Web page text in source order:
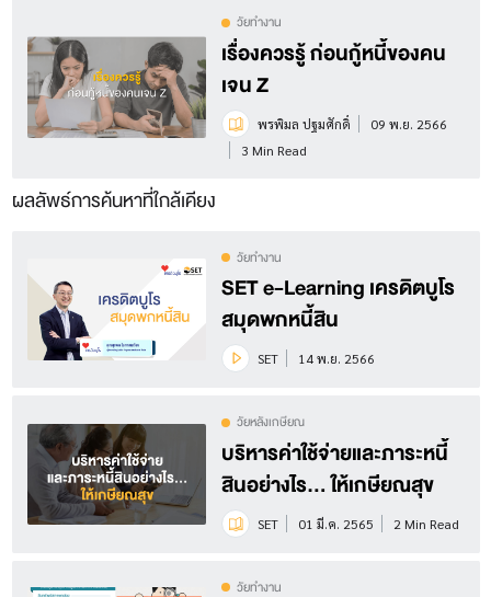
วัยทำงาน
เรื่องควรรู้ ก่อนกู้หนี้ของคน
เจน Z
พรพิมล ปฐมศักดิ์
09 พ.ย. 2566
3 Min Read
ผลลัพธ์การค้นหาที่ใกล้เคียง
วัยทำงาน
SET e-Learning เครดิตบูโร
สมุดพกหนี้สิน
SET 14 พ.ย. 2566
วัยหลังเกษียณ
บริหารค่าใช้จ่ายและภาระหนี้
สินอย่างไร... ให้เกษียณสุข
SET 01 มี.ค. 2565 2 Min Read
วัยทำงาน